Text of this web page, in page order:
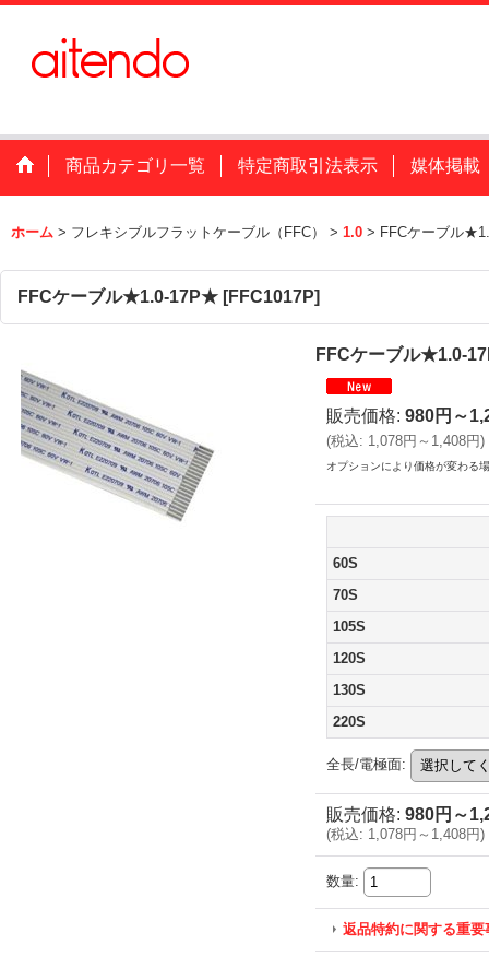
商品カテゴリ一覧 特定商取引法表示 媒体掲載
ホーム > フレキシブルフラットケーブル（FFC） > 1.0 > FFCケーブル
FFCケーブル★1.0-17P★ [FFC1017P]
FFCケーブル★1.0-
販売価格: 980円～
(税込: 1,078円～1,408円)
オプションにより価格が変わる
60S
70S
105S
120S
130S
220S
全長/電極面:
販売価格: 980円～
(税込: 1,078円～1,408円)
数量:
返品特約に関する重要